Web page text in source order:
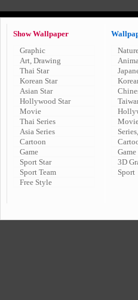
Show Wallpaper
Graphic
Art, Drawing
Thai Star
Korean Star
Asian Star
Hollywood Star
Movie
Thai Series
Asia Series
Cartoon
Game
Sport Star
Sport Team
Free Style
Game
3D
Sport